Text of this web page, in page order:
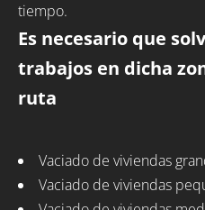
tiempo.
Es necesario que
trabajos en dicha
ruta
Vaciado de viviendas
Vaciado de viviendas